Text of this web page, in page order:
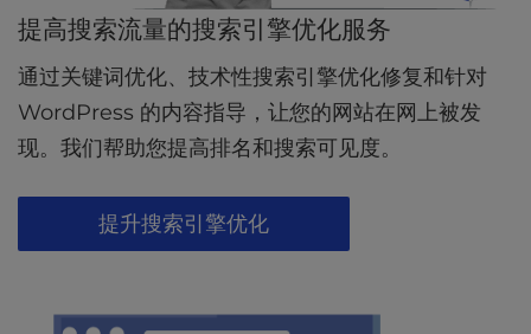
提高搜索流量的搜索引擎优化服务
通过关键词优化、技术性搜索引擎优化修复和针对
WordPress 的内容指导，让您的网站在网上被发
现。我们帮助您提高排名和搜索可见度。
提升搜索引擎优化